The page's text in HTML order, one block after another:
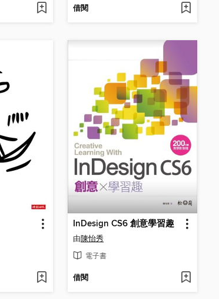
借閱
InDesign CS6 創意學習趣
由陳怡秀
電子書
借閱